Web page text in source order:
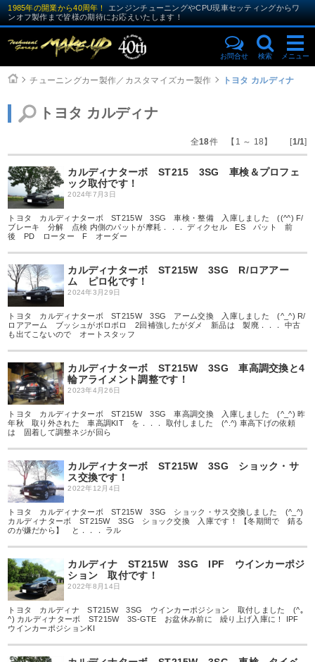
1985年の開業から40周年！
エンジンチューニングやCPU現車セッティングからワ
ンオフ製作まで皆様の期待にお応えいたします！
お問合せ 検索 メニュー
チューニングカー製作／カスタマイズカー製作 トヨタ カルディナ
トヨタ カルディナ
全18件 【1 ～ 18】 [1/1]
カルディナターボ ST215 3SG 車検＆プロフェ
ック取付です！
2024年7月3日
トヨタ カルディナターボ ST215W 3SG 車検・整備 入庫しました ((^^) F/
ブレーキ 分解 点検 内側のパットが摩耗．．． ディクセル ES パット 前
後 PD ローター F オーダー
カルディナターボ ST215W 3SG R/ロアアー
ム ピロ化です！
2024年3月29日
トヨタ カルディナターボ ST215W 3SG アーム交換 入庫しました (^_^) R/
ロアアーム ブッシュがボロボロ 2回補強したがダメ 新品は 製廃．．． 中古
も出てこないので オートスタッフ
カルディナターボ ST215W 3SG 車高調交換と4
輪アライメント調整です！
2023年4月26日
トヨタ カルディナターボ ST215W 3SG 車高調交換 入庫しました (^_^) 昨
年秋 取り外された 車高調KIT を．．． 取付しました (^.^) 車高下げの依頼
は 固着して調整ネジが回ら
カルディナターボ ST215W 3SG ショック・サ
ス交換です！
2022年12月4日
トヨタ カルディナターボ ST215W 3SG ショック・サス交換しました (^_^)
カルディナターボ ST215W 3SG ショック交換 入庫です！ 【冬期間で 錆る
のが嫌だから】 と．．． ラル
カルディナ ST215W 3SG IPF ウインカーポジ
ション 取付です！
2022年8月14日
トヨタ カルディナ ST215W 3SG ウインカーポジション 取付しました (^｡
^) カルディナターボ ST215W 3S-GTE お盆休み前に 繰り上げ入庫に！ IPF
ウインカーポジションKI